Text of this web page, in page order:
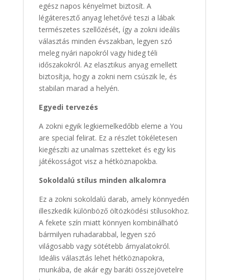
egész napos kényelmet biztosít. A
légáteresztő anyag lehetővé teszi a lábak
természetes szellőzését, így a zokni ideális
választás minden évszakban, legyen szó
meleg nyári napokról vagy hideg téli
időszakokról. Az elasztikus anyag emellett
biztosítja, hogy a zokni nem csúszik le, és
stabilan marad a helyén.
Egyedi tervezés
A zokni egyik legkiemelkedőbb eleme a You
are special felirat. Ez a részlet tökéletesen
kiegészíti az unalmas szetteket és egy kis
játékosságot visz a hétköznapokba.
Sokoldalú stílus minden alkalomra
Ez a zokni sokoldalú darab, amely könnyedén
illeszkedik különböző öltözködési stílusokhoz.
A fekete szín miatt könnyen kombinálható
bármilyen ruhadarabbal, legyen szó
világosabb vagy sötétebb árnyalatokról.
Ideális választás lehet hétköznapokra,
munkába, de akár egy baráti összejövetelre